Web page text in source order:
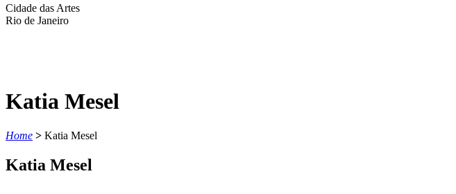
Cidade das Artes
Rio de Janeiro
Katia Mesel
Home > Katia Mesel
Katia Mesel